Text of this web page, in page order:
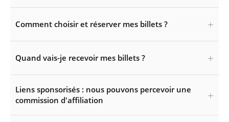
Comment choisir et réserver mes billets ?
Quand vais-je recevoir mes billets ?
Liens sponsorisés : nous pouvons percevoir une
commission d'affiliation